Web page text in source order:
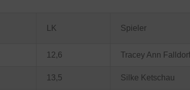
LK Spieler
12,6 Tracey Ann Falldorf
13,5 Silke Ketschau